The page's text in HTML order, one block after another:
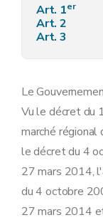
Art. 1er
Art. 2
Art. 3
Le
Vu le décret du
marché
le décret du 4
27 mars 2014,
du 4 octobre
27 mars 2014